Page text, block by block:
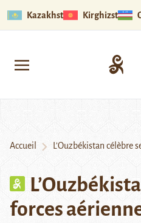
Kazakhstan Kirghizstan
Accueil L’Ouzbékistan célèbre
forces